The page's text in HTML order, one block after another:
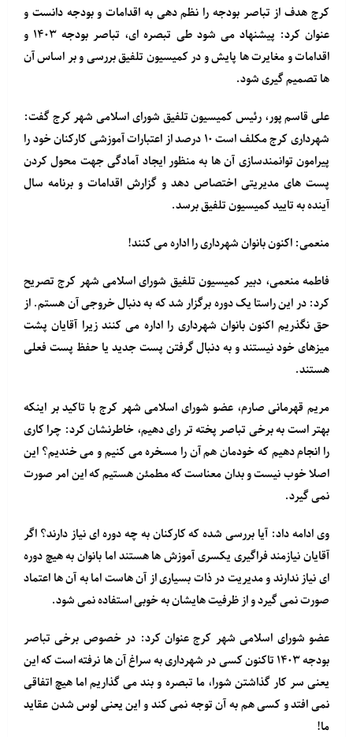
کرج هدف از تباصر بودجه را نظم دهی به اقدامات و بودجه دانست و
عنوان کرد: پیشنهاد می شود طی تبصره ای، تباصر بودجه ۱۴۰۳ و
اقدامات و مغایرت ها پایش و در کمیسیون تلفیق بررسی و بر اساس آن
ها تصمیم گیری شود.
علی قاسم پور، رئیس کمیسیون تلفیق شورای اسلامی شهر کرج گفت:
شهرداری کرج مکلف است ۱۰ درصد از اعتبارات آموزشی کارکنان خود را
پیرامون توانمندسازی آن ها به منظور ایجاد آمادگی جهت محول کردن
پست های مدیریتی اختصاص دهد و گزارش اقدامات و برنامه سال
آینده به تایید کمیسیون تلفیق برسد.
منعمی: اکنون بانوان شهرداری را اداره می کنند!
فاطمه منعمی، دبیر کمیسیون تلفیق شورای اسلامی شهر کرج تصریح
کرد: در این راستا یک دوره برگزار شد که به دنبال خروجی آن هستم. از
حق نگذریم اکنون بانوان شهرداری را اداره می کنند زیرا آقایان پشت
میزهای خود نیستند و به دنبال گرفتن پست جدید یا حفظ پست فعلی
هستند.
مریم قهرمانی صارم، عضو شورای اسلامی شهر کرج با تاکید بر اینکه
بهتر است به برخی تباصر پخته تر رای دهیم، خاطرنشان کرد: چرا کاری
را انجام دهیم که خودمان هم آن را مسخره می کنیم و می خندیم؟ این
اصلا خوب نیست و بدان معناست که مطمئن هستیم که این امر صورت
نمی گیرد.
وی ادامه داد: آیا بررسی شده که کارکنان به چه دوره ای نیاز دارند؟ اگر
آقایان نیازمند فراگیری یکسری آموزش ها هستند اما بانوان به هیچ دوره
ای نیاز ندارند و مدیریت در ذات بسیاری از آن هاست اما به آن ها اعتماد
صورت نمی گیرد و از ظرفیت هایشان به خوبی استفاده نمی شود.
عضو شورای اسلامی شهر کرج عنوان کرد: در خصوص برخی تباصر
بودجه ۱۴۰۳ تاکنون کسی در شهرداری به سراغ آن ها نرفته است که این
یعنی سر کار گذاشتن شورا، ما تبصره و بند می گذاریم اما هیچ اتفاقی
نمی افتد و کسی هم به آن توجه نمی کند و این یعنی لوس شدن عقاید
ما!